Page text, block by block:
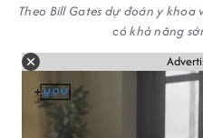
Theo Bill Gates dự đoán y
có khả năng